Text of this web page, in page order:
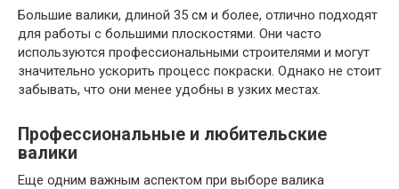
Большие валики, длиной 35 см и более, отлично подходят
для работы с большими плоскостями. Они часто
используются профессиональными строителями и могут
значительно ускорить процесс покраски. Однако не стоит
забывать, что они менее удобны в узких местах.
Профессиональные и любительские
валики
Еще одним важным аспектом при выборе валика